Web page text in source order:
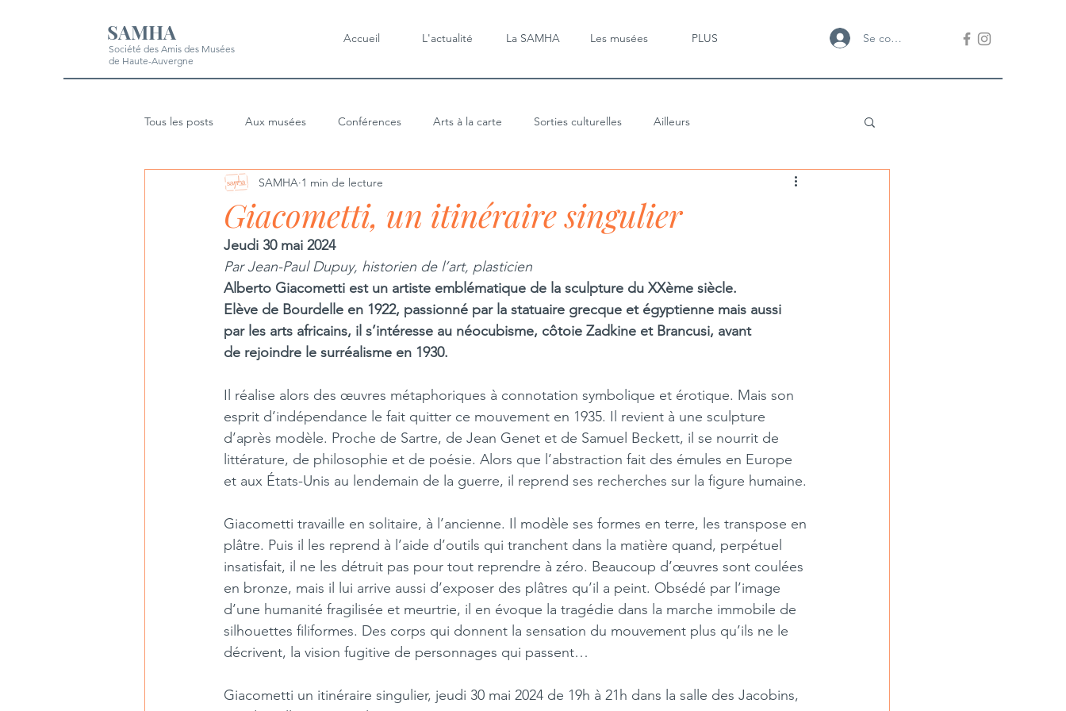
SAMHA
Société des Amis des Musées
de Haute-Auvergne
Accueil L'actualité La SAMHA Les musées PLUS Se connecter
Tous les posts Aux musées Conférences Arts à la carte Sorties culturelles Ailleurs
Giacometti, un itinéraire singulier
SAMHA 1 min de lecture
Jeudi 30 mai 2024
Par Jean-Paul Dupuy, historien de l’art, plasticien
Alberto Giacometti est un artiste emblématique de la sculpture du XXème siècle.
Elève de Bourdelle en 1922, passionné par la statuaire grecque et égyptienne mais aussi
par les arts africains, il s’intéresse au néocubisme, côtoie Zadkine et Brancusi, avant
de rejoindre le surréalisme en 1930.
Il réalise alors des œuvres métaphoriques à connotation symbolique et érotique. Mais son
esprit d’indépendance le fait quitter ce mouvement en 1935. Il revient à une sculpture
d’après modèle. Proche de Sartre, de Jean Genet et de Samuel Beckett, il se nourrit de
littérature, de philosophie et de poésie. Alors que l’abstraction fait des émules en Europe
et aux États-Unis au lendemain de la guerre, il reprend ses recherches sur la figure humaine.
Giacometti travaille en solitaire, à l’ancienne. Il modèle ses formes en terre, les transpose en
plâtre. Puis il les reprend à l’aide d’outils qui tranchent dans la matière quand, perpétuel
insatisfait, il ne les détruit pas pour tout reprendre à zéro. Beaucoup d’œuvres sont coulées
en bronze, mais il lui arrive aussi d’exposer des plâtres qu’il a peint. Obsédé par l’image
d’une humanité fragilisée et meurtrie, il en évoque la tragédie dans la marche immobile de
silhouettes filiformes. Des corps qui donnent la sensation du mouvement plus qu’ils ne le
décrivent, la vision fugitive de personnages qui passent…
Giacometti un itinéraire singulier, jeudi 30 mai 2024 de 19h à 21h dans la salle des Jacobins,